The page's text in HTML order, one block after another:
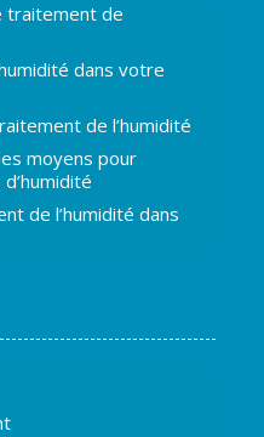
traitement de
dans votre
de l’humidité
moyens pour
de l’humidité dans
quelques secondes